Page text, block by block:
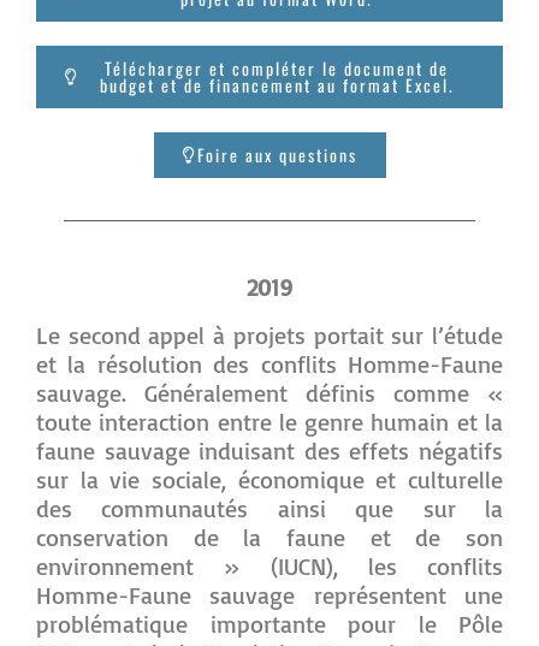
Télécharger et compléter le document de
budget et de financement au format Excel.
Foire aux questions
2019
Le second appel à projets portait sur l’étude
et la résolution des conflits Homme-Faune
sauvage. Généralement définis comme «
toute interaction entre le genre humain et la
faune sauvage induisant des effets négatifs
sur la vie sociale, économique et culturelle
des communautés ainsi que sur la
conservation de la faune et de son
environnement » (IUCN), les conflits
Homme-Faune sauvage représentent une
problématique importante pour le Pôle